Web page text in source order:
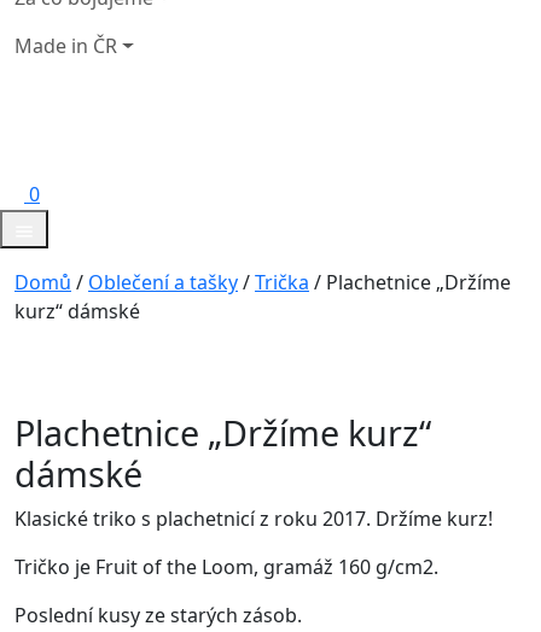
Made in ČR
0
Domů / Oblečení a tašky/Trička / Plachetnice „Držíme
kurz“ dámské
Plachetnice „Držíme kurz“
dámské
Klasické triko s plachetnicí z roku 2017. Držíme kurz!
Tričko je Fruit of the Loom, gramáž 160 g/cm2.
Poslední kusy ze starých zásob.